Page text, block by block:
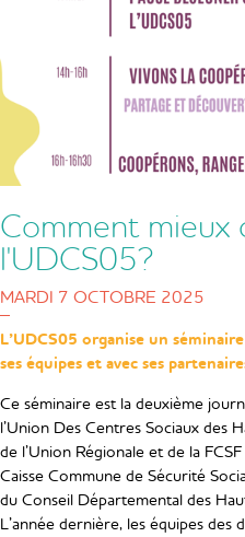
Comment mieux
l'UDCS05?
MARDI 7 OCTOBRE 2025
L’UDCS05 organise un
ses équipes et avec ses
Ce séminaire est la deuxième
l’Union Des Centres Sociaux des
de l’Union Régionale et de la
Caisse Commune de Sécurité
du Conseil Départemental des
L’année dernière, les équipes